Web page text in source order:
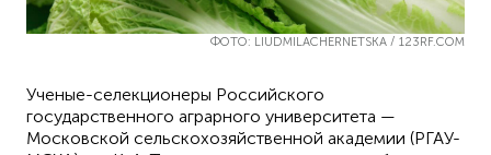
ФОТО: LIUDMILACHERNETSKA / 123RF.COM
Ученые-селекционеры Российского
государственного аграрного университета —
Московской сельскохозяйственной академии (РГАУ-